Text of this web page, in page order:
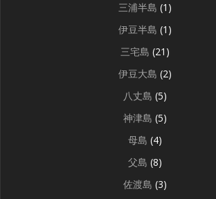
三浦半島 (1)
伊豆半島 (1)
三宅島 (21)
伊豆大島 (2)
八丈島 (5)
神津島 (5)
母島 (4)
父島 (8)
佐渡島 (3)